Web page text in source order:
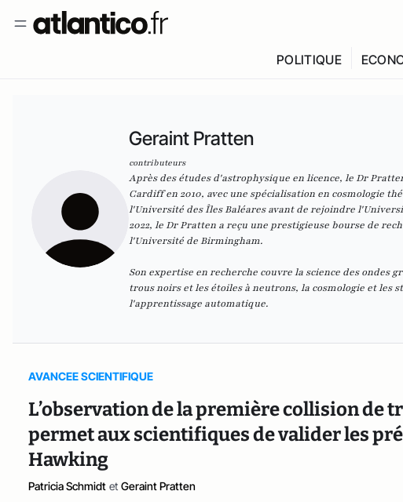
POLITIQUE
Geraint Pratten
contributeurs
Après des études d'astrophysique en licence, le Dr
Cardiff en 2010, avec une spécialisation en cosmologie
l'Université des Îles Baléares avant de rejoindre
2022, le Dr Pratten a reçu une prestigieuse bourse de
l'Université de Birmingham.
Son expertise en recherche couvre la science des
trous noirs et les étoiles à neutrons, la cosmologie et les
l'apprentissage automatique.
AVANCEE SCIENTIFIQUE
L’observation de la première collision de
permet aux scientifiques de valider les
Hawking
Patricia Schmidt et Geraint Pratten